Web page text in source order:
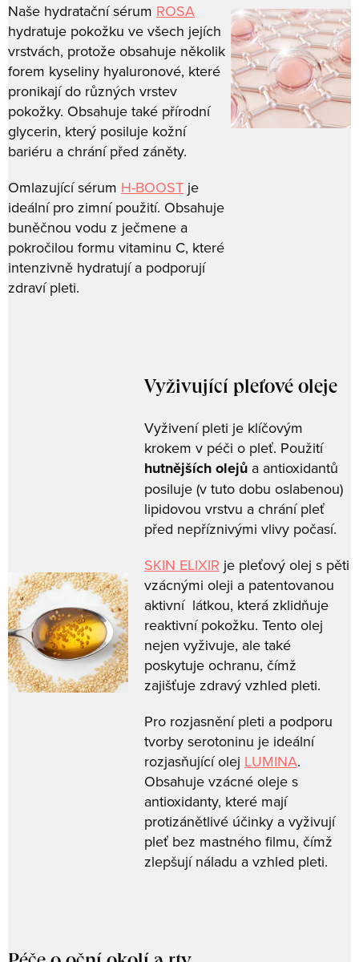
Naše hydratační sérum ROSA
hydratuje pokožku ve všech jejích
vrstvách, protože obsahuje několik
forem kyseliny hyaluronové, které
pronikají do různých vrstev
pokožky. Obsahuje také přírodní
glycerin, který posiluje kožní
bariéru a chrání před záněty.
Omlazující sérum H-BOOST je
ideální pro zimní použití. Obsahuje
buněčnou vodu z ječmene a
pokročilou formu vitaminu C, které
intenzivně hydratují a podporují
zdraví pleti.
Vyživující pleťové oleje
Vyživení pleti je klíčovým
krokem v péči o pleť. Použití
hutnějších olejůa antioxidantů
posiluje (v tuto dobu oslabenou)
lipidovou vrstvu a chrání pleť
před nepříznivými vlivy počasí.
SKIN ELIXIR je pleťový olej s pěti
vzácnými oleji a patentovanou
aktivní látkou, která zklidňuje
reaktivní pokožku. Tento olej
nejen vyživuje, ale také
poskytuje ochranu, čímž
zajišťuje zdravý vzhled pleti.
Pro rozjasnění pleti a podporu
tvorby serotoninu je ideální
rozjasňující olej LUMINA.
Obsahuje vzácné oleje s
antioxidanty, které mají
protizánětlivé účinky a vyživují
pleť bez mastného filmu, čímž
zlepšují náladu a vzhled pleti.